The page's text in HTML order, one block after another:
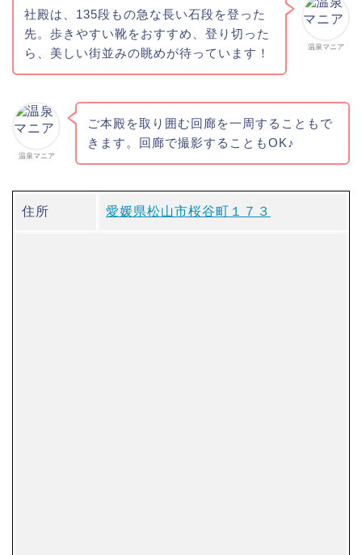
温泉マニア
社殿は、135段もの急な長い石段を登った
先。歩きやすい靴をおすすめ、登り切った
ら、美しい街並みの眺めが待っています！
温泉マニア
ご本殿を取り囲む回廊を一周することもで
きます。回廊で撮影することもOK♪
住所 愛媛県松山市桜谷町１７３